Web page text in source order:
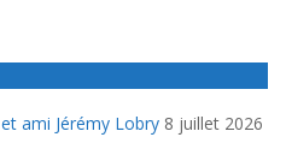
ami Jérémy Lobry 8 juillet 2026